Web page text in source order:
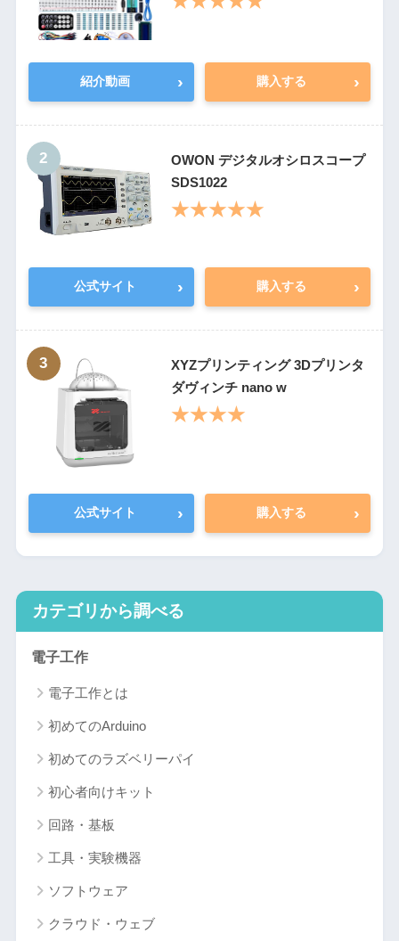
紹介動画 › 購入する ›
2
OWON デジタルオシロスコープ
SDS1022
★★★★★
公式サイト › 購入する ›
3
XYZプリンティング 3Dプリンタ
ダヴィンチ nano w
★★★★
公式サイト › 購入する ›
カテゴリから調べる
電子工作
電子工作とは
初めてのArduino
初めてのラズベリーパイ
初心者向けキット
回路・基板
工具・実験機器
ソフトウェア
クラウド・ウェブ